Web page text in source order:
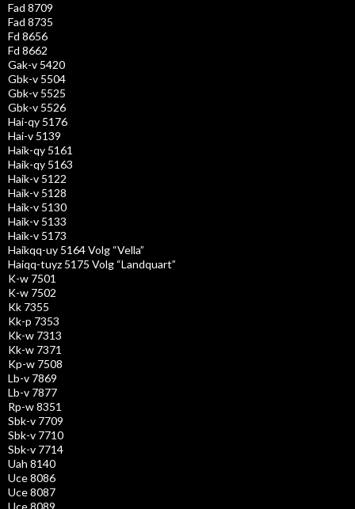
Fad 8709
Fad 8735
Fd 8656
Fd 8662
Gak-v 5420
Gbk-v 5504
Gbk-v 5525
Gbk-v 5526
Hai-qy 5176
Hai-v 5139
Haik-qy 5161
Haik-qy 5163
Haik-v 5122
Haik-v 5128
Haik-v 5130
Haik-v 5133
Haik-v 5173
Haikqq-uy 5164 Volg “Vella”
Haiqq-tuyz 5175 Volg “Landquart”
K-w 7501
K-w 7502
Kk 7355
Kk-p 7353
Kk-w 7313
Kk-w 7371
Kp-w 7508
Lb-v 7869
Lb-v 7877
Rp-w 8351
Sbk-v 7709
Sbk-v 7710
Sbk-v 7714
Uah 8140
Uce 8086
Uce 8087
Uce 8089